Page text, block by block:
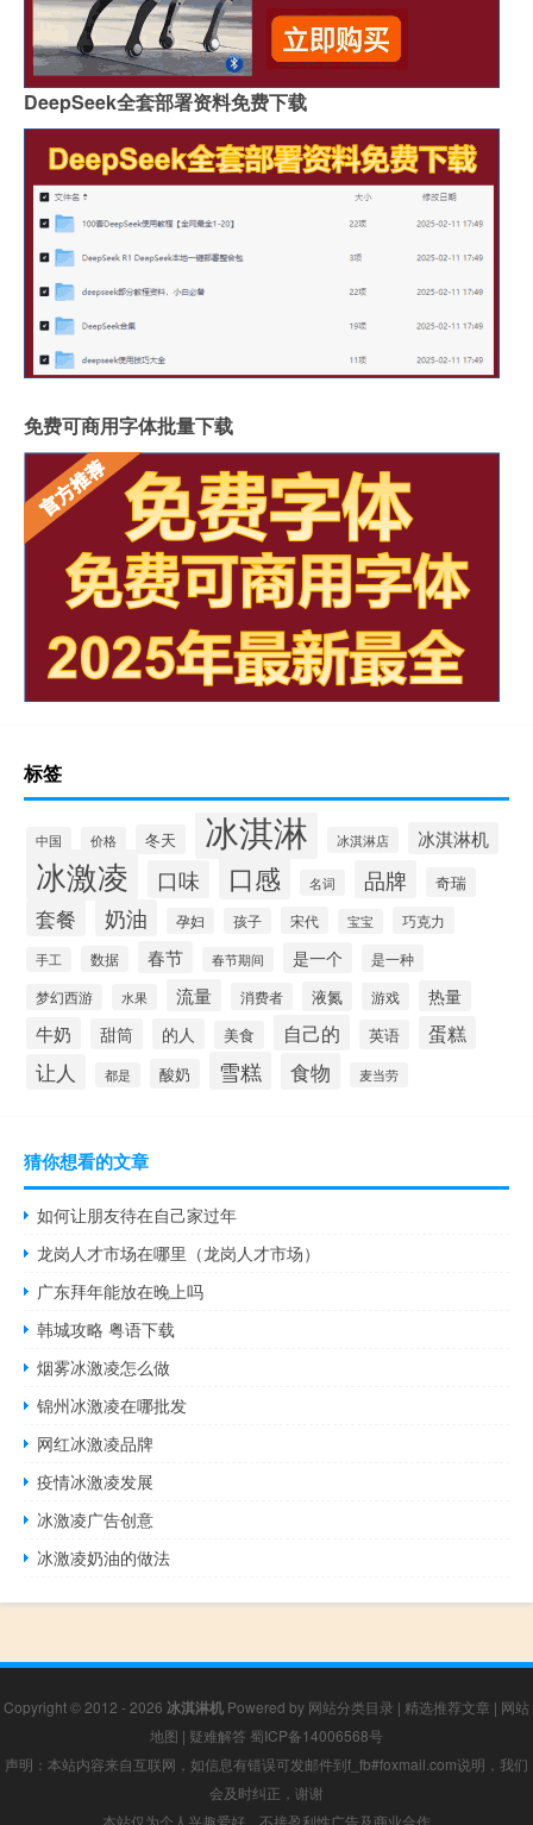
DeepSeek全套部署资料免费下载
免费可商用字体批量下载
标签
中国 价格 冬天 冰淇淋 冰淇淋店 冰淇淋机
冰激凌 口味 口感 名词 品牌 奇瑞
套餐 奶油 孕妇 孩子 宋代 宝宝 巧克力
手工 数据 春节 春节期间 是一个 是一种
梦幻西游 水果 流量 消费者 液氮 游戏 热量
牛奶 甜筒 的人 美食 自己的 英语 蛋糕
让人 都是 酸奶 雪糕 食物 麦当劳
猜你想看的文章
如何让朋友待在自己家过年
龙岗人才市场在哪里（龙岗人才市场）
广东拜年能放在晚上吗
韩城攻略 粤语下载
烟雾冰激凌怎么做
锦州冰激凌在哪批发
网红冰激凌品牌
疫情冰激凌发展
冰激凌广告创意
冰激凌奶油的做法
Copyright © 2012 - 2026 冰淇淋机 Powered by 网站分类目录 | 精选推荐文章 | 网站
地图 | 疑难解答 蜀ICP备14006568号
声明：本站内容来自互联网，如信息有错误可发邮件到f_fb#foxmail.com说明，我们
会及时纠正，谢谢
本站仅为个人兴趣爱好，不接盈利性广告及商业合作